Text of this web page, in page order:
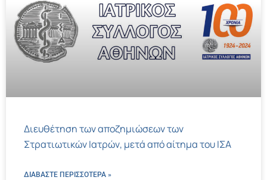
Διευθέτηση των αποζημιώσεων των
Στρατιωτικών Ιατρών, μετά από αίτημα του ΙΣΑ
ΔΙΑΒΑΣΤΕ ΠΕΡΙΣΣΌΤΕΡΑ »